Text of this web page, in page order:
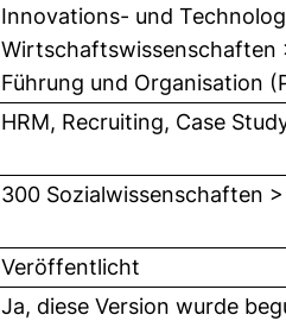
Innovations- und
Führung und Organisation
HRM, Recruiting, Case
300 Sozialwissenschaften
Veröffentlicht
Ja, diese Version wurde